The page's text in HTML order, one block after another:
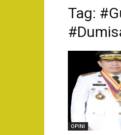
Tag:
OPINI